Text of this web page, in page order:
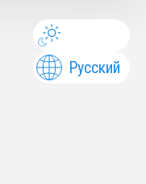
Русский